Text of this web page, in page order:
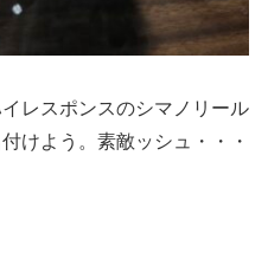
レスポンスのシマノリール
けよう。素敵ッシュ・・・